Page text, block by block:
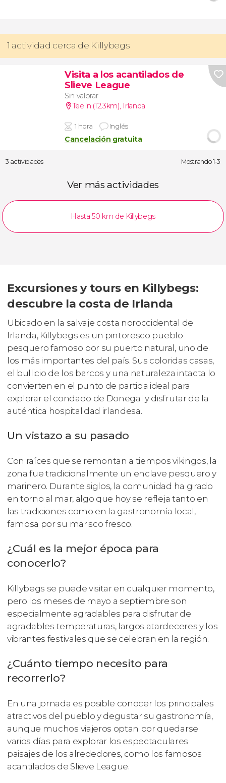
1 actividad cerca de Killybegs
Visita a los acantilados de
Slieve League
Sin valorar
Teelin (12.3km), Irlanda
1 hora Inglés
Cancelación gratuita
3 actividades Mostrando 1-3
Ver más actividades
Hasta 50 km de Killybegs
Excursiones y tours en Killybegs:
descubre la costa de Irlanda
Ubicado en la salvaje costa noroccidental de
Irlanda, Killybegs es un pintoresco pueblo
pesquero famoso por su puerto natural, uno de
los más importantes del país. Sus coloridas casas,
el bullicio de los barcos y una naturaleza intacta lo
convierten en el punto de partida ideal para
explorar el condado de Donegal y disfrutar de la
auténtica hospitalidad irlandesa.
Un vistazo a su pasado
Con raíces que se remontan a tiempos vikingos, la
zona fue tradicionalmente un enclave pesquero y
marinero. Durante siglos, la comunidad ha girado
en torno al mar, algo que hoy se refleja tanto en
las tradiciones como en la gastronomía local,
famosa por su marisco fresco.
¿Cuál es la mejor época para
conocerlo?
Killybegs se puede visitar en cualquier momento,
pero los meses de mayo a septiembre son
especialmente agradables para disfrutar de
agradables temperaturas, largos atardeceres y los
vibrantes festivales que se celebran en la región.
¿Cuánto tiempo necesito para
recorrerlo?
En una jornada es posible conocer los principales
atractivos del pueblo y degustar su gastronomía,
aunque muchos viajeros optan por quedarse
varios días para explorar los espectaculares
paisajes de los alrededores, como los famosos
acantilados de Slieve League.